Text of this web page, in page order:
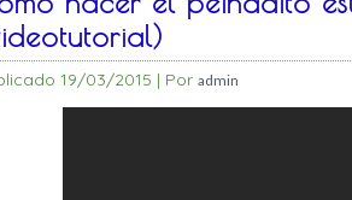
19/03/2015 | Por admin